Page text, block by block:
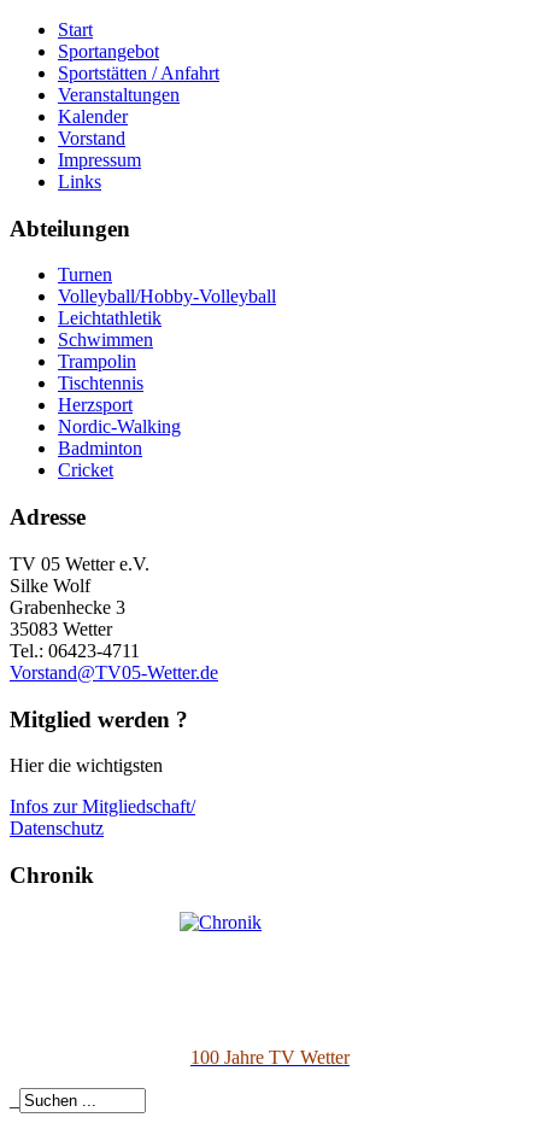
Start
Sportangebot
Sportstätten / Anfahrt
Veranstaltungen
Kalender
Vorstand
Impressum
Links
Abteilungen
Turnen
Volleyball/Hobby-Volleyball
Leichtathletik
Schwimmen
Trampolin
Tischtennis
Herzsport
Nordic-Walking
Badminton
Cricket
Adresse
TV 05 Wetter e.V.
Silke Wolf
Grabenhecke 3
35083 Wetter
Tel.: 06423-4711
Vorstand@TV05-Wetter.de
Mitglied werden ?
Hier die wichtigsten
Infos zur Mitgliedschaft/
Datenschutz
Chronik
100 Jahre TV Wetter